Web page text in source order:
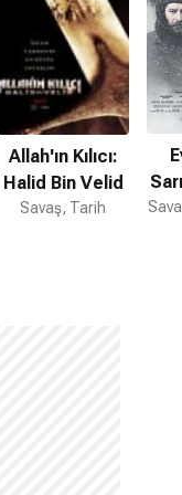
Allah'ın Kılıcı:
Halid Bin Velid
Savaş, Tarih